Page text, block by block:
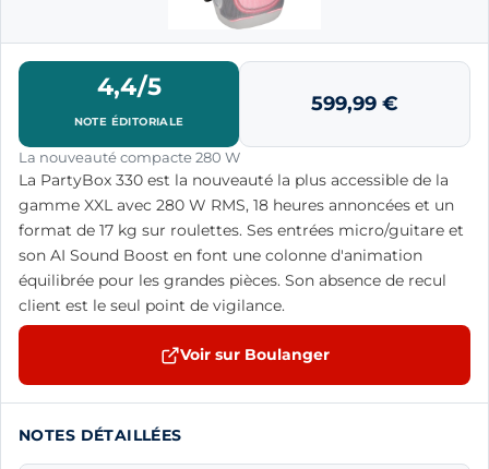
4,4/5
NOTE ÉDITORIALE
599,99 €
La nouveauté compacte 280 W
La PartyBox 330 est la nouveauté la plus accessible de la
gamme XXL avec 280 W RMS, 18 heures annoncées et un
format de 17 kg sur roulettes. Ses entrées micro/guitare et
son AI Sound Boost en font une colonne d'animation
équilibrée pour les grandes pièces. Son absence de recul
client est le seul point de vigilance.
Voir sur Boulanger
NOTES DÉTAILLÉES